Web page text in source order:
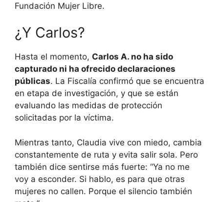
Fundación Mujer Libre.
¿Y Carlos?
Hasta el momento, Carlos A. no ha sido
capturado ni ha ofrecido declaraciones
públicas. La Fiscalía confirmó que se encuentra
en etapa de investigación, y que se están
evaluando las medidas de protección
solicitadas por la víctima.
Mientras tanto, Claudia vive con miedo, cambia
constantemente de ruta y evita salir sola. Pero
también dice sentirse más fuerte: “Ya no me
voy a esconder. Si hablo, es para que otras
mujeres no callen. Porque el silencio también